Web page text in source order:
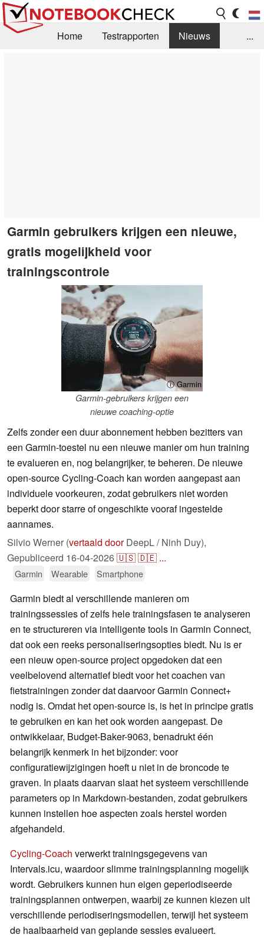
Home Testrapporten
Nieuws
...
Garmin gebruikers krijgen een nieuwe,
gratis mogelijkheid voor
trainingscontrole
ⓘ Garmin
Garmin-gebruikers krijgen een
nieuwe coaching-optie
Zelfs zonder een duur abonnement hebben bezitters van
een Garmin-toestel nu een nieuwe manier om hun training
te evalueren en, nog belangrijker, te beheren. De nieuwe
open-source Cycling-Coach kan worden aangepast aan
individuele voorkeuren, zodat gebruikers niet worden
beperkt door starre of ongeschikte vooraf ingestelde
aannames.
Silvio Werner (vertaald doorDeepL / Ninh Duy),
Gepubliceerd 16-04-2026🇺🇸🇩🇪 ...
Garmin Wearable Smartphone
Garmin biedt al verschillende manieren om
trainingssessies of zelfs hele trainingsfasen te analyseren
en te structureren via intelligente tools in Garmin Connect,
dat ook een reeks personaliseringsopties biedt. Nu is er
een nieuw open-source project opgedoken dat een
veelbelovend alternatief biedt voor het coachen van
fietstrainingen zonder dat daarvoor Garmin Connect+
nodig is. Omdat het open-source is, is het in principe gratis
te gebruiken en kan het ook worden aangepast. De
ontwikkelaar, Budget-Baker-9063, benadrukt één
belangrijk kenmerk in het bijzonder: voor
configuratiewijzigingen hoeft u niet in de broncode te
graven. In plaats daarvan slaat het systeem verschillende
parameters op in Markdown-bestanden, zodat gebruikers
kunnen instellen hoe aspecten zoals herstel worden
afgehandeld.
Cycling-Coach verwerkt trainingsgegevens van
Intervals.icu, waardoor slimme trainingsplanning mogelijk
wordt. Gebruikers kunnen hun eigen geperiodiseerde
trainingsplannen ontwerpen, waarbij ze kunnen kiezen uit
verschillende periodiseringsmodellen, terwijl het systeem
de haalbaarheid van geplande sessies evalueert.